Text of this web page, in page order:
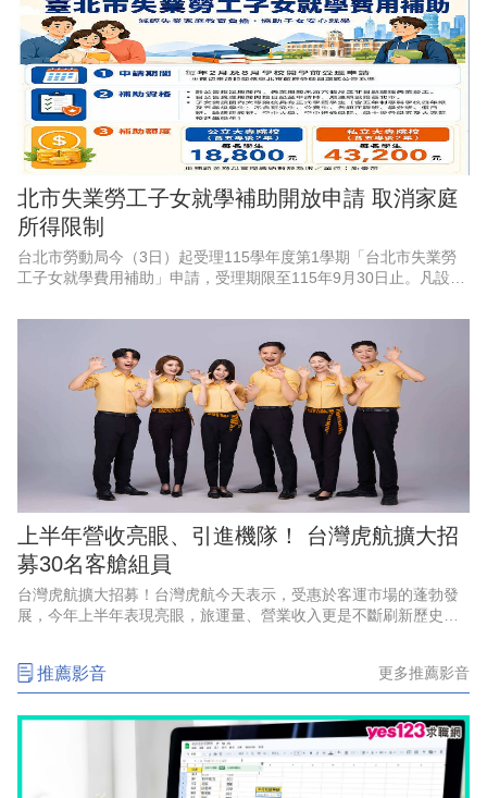
北市失業勞工子女就學補助開放申請 取消家庭
所得限制
台北市勞動局今（3日）起受理115學年度第1學期「台北市失業勞
工子女就學費用補助」申請，受理期限至115年9月30日止。凡設籍
內大專校院並
上半年營收亮眼、引進機隊！ 台灣虎航擴大招
募30名客艙組員
台灣虎航擴大招募！台灣虎航今天表示，受惠於客運市場的蓬勃發
展，今年上半年表現亮眼，旅運量、營業收入更是不斷刷新歷史紀
推薦影音 更多推薦影音